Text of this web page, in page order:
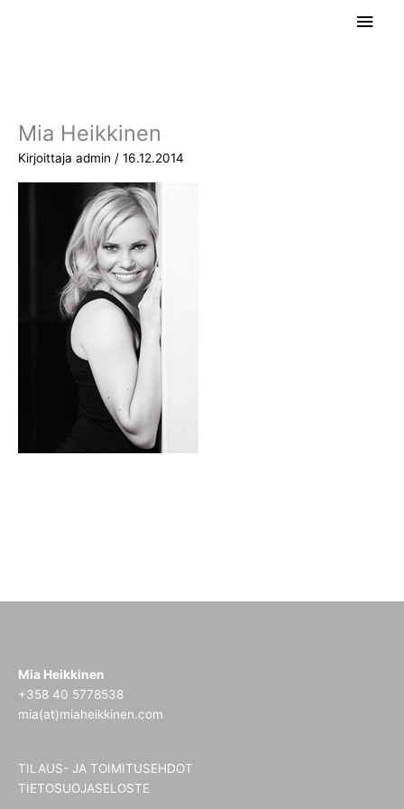
Mia Heikkinen
Kirjoittaja admin / 16.12.2014
Mia Heikkinen
+358 40 5778538
mia(at)miaheikkinen.com
TILAUS- JA TOIMITUSEHDOT
TIETOSUOJASELOSTE